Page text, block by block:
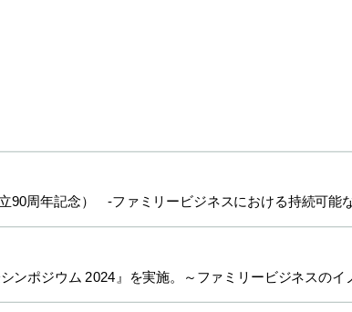
90周年記念） -ファミリービジネスにおける持続可能
ポジウム 2024』を実施。～ファミリービジネスのイ